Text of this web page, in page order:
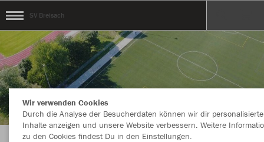
SV Breisach
Wir verwenden Cookies
Durch die Analyse der Besucherdaten können wir dir personalisierte
Inhalte anzeigen und unsere Website verbessern. Weitere
zu den Cookies findest Du in den Einstellungen.